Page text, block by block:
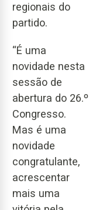
regionais do
partido.
“É uma
novidade nesta
sessão de
abertura do 26.º
Congresso.
Mas é uma
novidade
congratulante,
acrescentar
mais uma